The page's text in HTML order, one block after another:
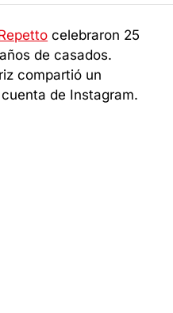
celebraron 25
de casados.
compartió un
de Instagram.